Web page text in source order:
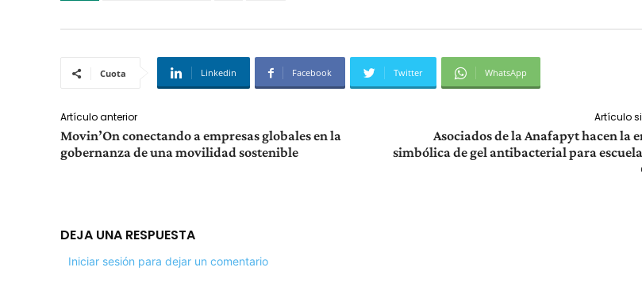
Cuota Linkedin Facebook Twitter WhatsApp
Artículo anterior
Movin’On conectando a empresas globales en la
gobernanza de una movilidad sostenible
Artículo
Asociados de la Anafapyt hacen la
simbólica de gel antibacterial para
DEJA UNA RESPUESTA
Iniciar sesión para dejar un comentario